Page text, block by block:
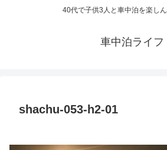
40代で子供3人と車中泊を楽しん
車中泊ライフ
shachu-053-h2-01